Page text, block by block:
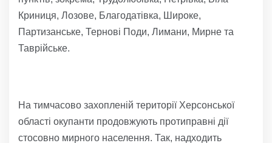
Криниця, Лозове, Благодатівка, Широке,
Партизанське, Тернові Поди, Лимани, Мирне та
Таврійське.
На тимчасово захопленій території Херсонської
області окупанти продовжують протиправні дії
стосовно мирного населення. Так, надходить